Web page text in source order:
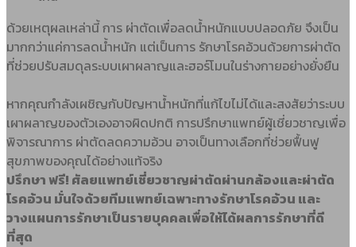
ด้วยเหตุผลเหล่านี้ การ ผ่าตัดเพื่อลดน้ำหนักแบบปลอดภัย จึงเป็น
มากกว่าแค่การลดน้ำหนัก แต่เป็นการ รักษาโรคอ้วนด้วยการผ่าตัด
ที่ช่วยปรับสมดุลระบบเผาผลาญและฮอร์โมนในร่างกายอย่างยั่งยืน
หากคุณกำลังเผชิญกับปัญหาน้ำหนักที่แก้ไขไม่ได้และสงสัยว่าระบบ
เผาผลาญของตัวเองอาจผิดปกติ การปรึกษาแพทย์ผู้เชี่ยวชาญเพื่อ
พิจารณาการ ผ่าตัดลดความอ้วน อาจเป็นทางเลือกที่ช่วยฟื้นฟู
สุขภาพของคุณได้อย่างแท้จริง
ปรึกษา ฟรี! ศัลยแพทย์เชี่ยวชาญผ่าตัดผ่านกล้องและผ่าตัด
โรคอ้วน มั่นใจด้วยทีมแพทย์เฉพาะทางรักษาโรคอ้วน และ
วางแผนการรักษาเป็นรายบุคคลเพื่อให้ได้ผลการรักษาที่ดี
ที่สุด